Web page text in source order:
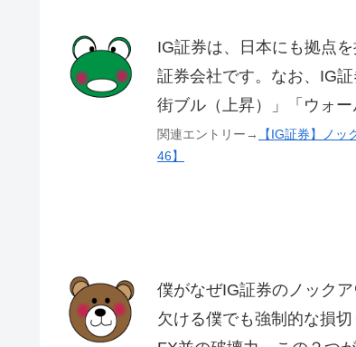
IG証券は、日本にも拠点
証券会社です。なお、IG
街ブル（上昇）」「ウォ
関連エントリー→
【IG証券】ノ
46】
僕がなぜIG証券のノック
欠ける僕でも強制的な損